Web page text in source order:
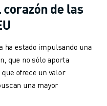
de las
ha estado impulsando una
que no sólo aporta
ofrece un valor
una mayor